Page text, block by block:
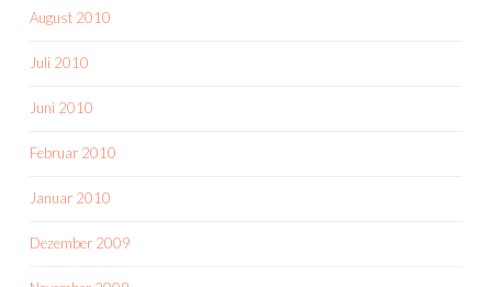
August 2010
Juli 2010
Juni 2010
Februar 2010
Januar 2010
Dezember 2009